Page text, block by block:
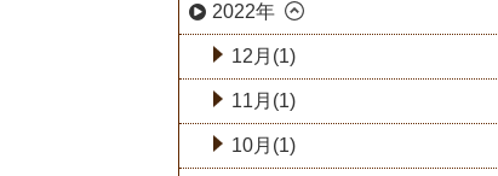
2022年
12月(1)
11月(1)
10月(1)